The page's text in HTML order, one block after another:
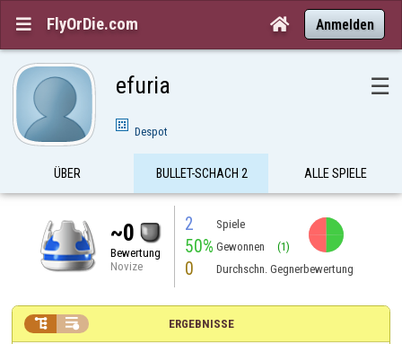
 FlyOrDie.com  Anmelden
efuria ☰
Despot
ÜBER BULLET-SCHACH 2 ALLE SPIELE
~0
Bewertung
Novize
2 Spiele
50% Gewonnen (1)
0 Durchschn. Gegnerbewertung
ERGEBNISSE
 